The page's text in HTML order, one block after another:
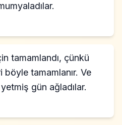
tamamlandı, çünkü
böyle tamamlanır. Ve
gün ağladılar.